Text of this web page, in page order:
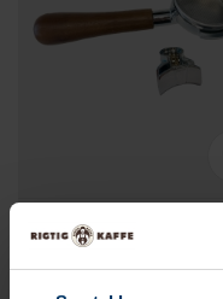
på lager
Rancilio Silvia